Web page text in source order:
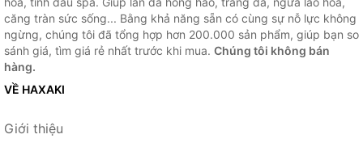
căng tràn sức sống... Bằng khả năng sẵn có cùng sự nỗ lực không
ngừng, chúng tôi đã tổng hợp hơn 200.000 sản phẩm, giúp bạn so
sánh giá, tìm giá rẻ nhất trước khi mua. Chúng tôi không bán
hàng.
VỀ HAXAKI
Giới thiệu